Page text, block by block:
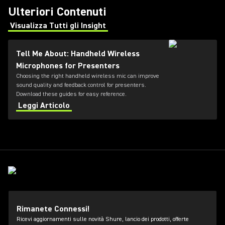
Ulteriori Contenuti
Visualizza Tutti gli Insight
(Opens in a new tab)
Tell Me About: Handheld Wireless
Microphones for Presenters
Choosing the right handheld wireless mic can improve
sound quality and feedback control for presenters.
Download these guides for easy reference.
Leggi Articolo
Rimanete Connessi!
Ricevi aggiornamenti sulle novità Shure, lancio dei prodotti, offerte